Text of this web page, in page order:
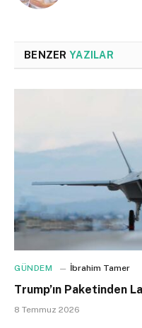
BENZER YAZILAR
GÜNDEM İbrahim Tamer
Trump’ın Paketinden
8 Temmuz 2026